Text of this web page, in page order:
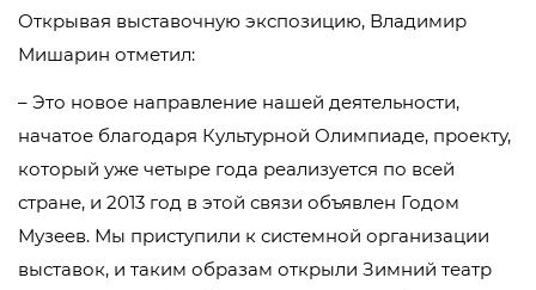
Открывая выставочную экспозицию, Владимир
Мишарин отметил:
– Это новое направление нашей деятельности,
начатое благодаря Культурной Олимпиаде, проекту,
который уже четыре года реализуется по всей
стране, и 2013 год в этой связи объявлен Годом
Музеев. Мы приступили к системной организации
выставок, и таким образам открыли Зимний театр